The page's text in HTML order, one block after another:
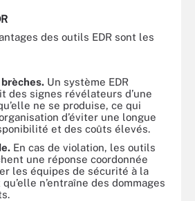
des outils EDR sont les
Un système EDR
des signes révélateurs d’une
ne se produise, ce qui
d’éviter une longue
et des coûts élevés.
En cas de violation, les outils
une réponse coordonnée
les équipes de sécurité à la
n’entraîne des dommages